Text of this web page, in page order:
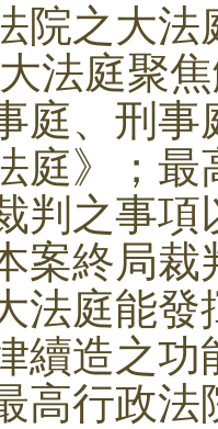
院之大
法庭聚
庭、刑
庭》；
判之事
案終局裁
法庭能
續造之
高行政